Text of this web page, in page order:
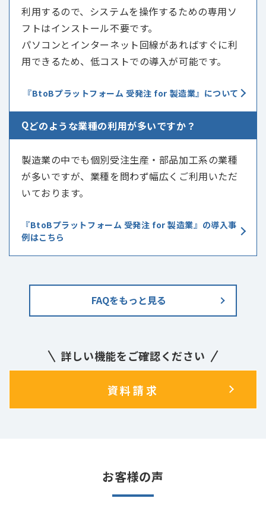
利用するので、システムを操作するための専用ソ
フトはインストール不要です。
パソコンとインターネット回線があればすぐに利
用できるため、低コストでの導入が可能です。
『BtoBプラットフォーム 受発注 for 製造業』について
Qどのような業種の利用が多いですか？
製造業の中でも個別受注生産・部品加工系の業種
が多いですが、業種を問わず幅広くご利用いただ
いております。
『BtoBプラットフォーム 受発注 for 製造業』の導入事
例はこちら
FAQをもっと見る
詳しい機能をご確認ください
資料請求
お客様の声